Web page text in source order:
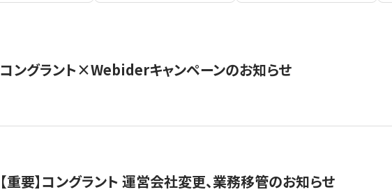
コングラント×Webiderキャンペーンのお知らせ
【重要】コングラント 運営会社変更、業務移管のお知らせ